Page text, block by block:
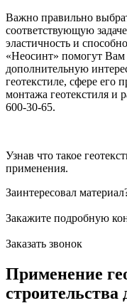
Важно правильно
соответствующую
эластичность и
«Неосинт» помогут Вам
дополнительную
геотекстиле, сфере его
монтажа геотекстиля и
600-30-65.
Узнав что такое
применения.
Заинтересовал
Закажите подробную
Заказать звонок
Применение
строительства